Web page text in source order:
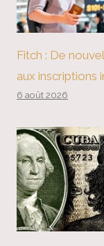
Fitch : De
aux inscriptions
6 août 2026